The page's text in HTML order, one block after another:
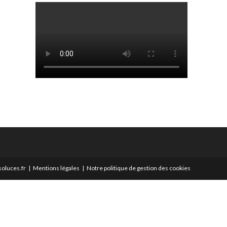
Mentions légales Notre politique de gestion des cookies